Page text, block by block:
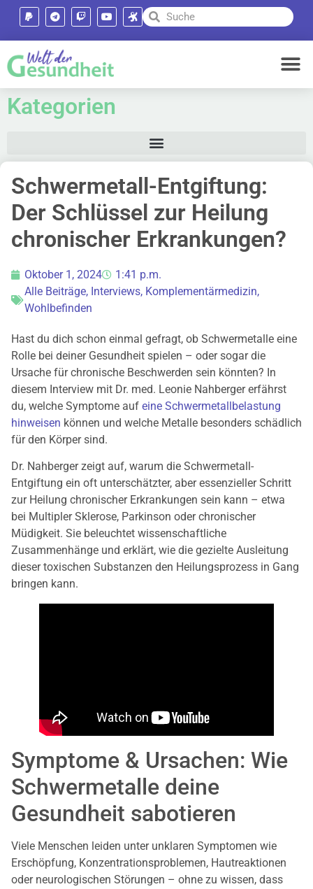
Kategorien
Schwermetall-Entgiftung:
Der Schlüssel zur Heilung
chronischer Erkrankungen?
Oktober 1, 2024
1:41 p.m.
Alle Beiträge, Interviews, Komplementärmedizin,
Wohlbefinden
Hast du dich schon einmal gefragt, ob Schwermetalle eine
Rolle bei deiner Gesundheit spielen – oder sogar die
Ursache für chronische Beschwerden sein könnten? In
diesem Interview mit Dr. med. Leonie Nahberger erfährst
du, welche Symptome auf eine Schwermetallbelastung
hinweisen können und welche Metalle besonders schädlich
für den Körper sind.
Dr. Nahberger zeigt auf, warum die Schwermetall-
Entgiftung ein oft unterschätzter, aber essenzieller Schritt
zur Heilung chronischer Erkrankungen sein kann – etwa
bei Multipler Sklerose, Parkinson oder chronischer
Müdigkeit. Sie beleuchtet wissenschaftliche
Zusammenhänge und erklärt, wie die gezielte Ausleitung
dieser toxischen Substanzen den Heilungsprozess in Gang
bringen kann.
Symptome & Ursachen: Wie
Schwermetalle deine
Gesundheit sabotieren
Viele Menschen leiden unter unklaren Symptomen wie
Erschöpfung, Konzentrationsproblemen, Hautreaktionen
oder neurologischen Störungen – ohne zu wissen, dass